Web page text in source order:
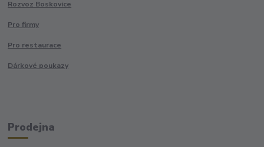
Rozvoz Boskovice
Pro firmy
Pro restaurace
Dárkové poukazy
Prodejna